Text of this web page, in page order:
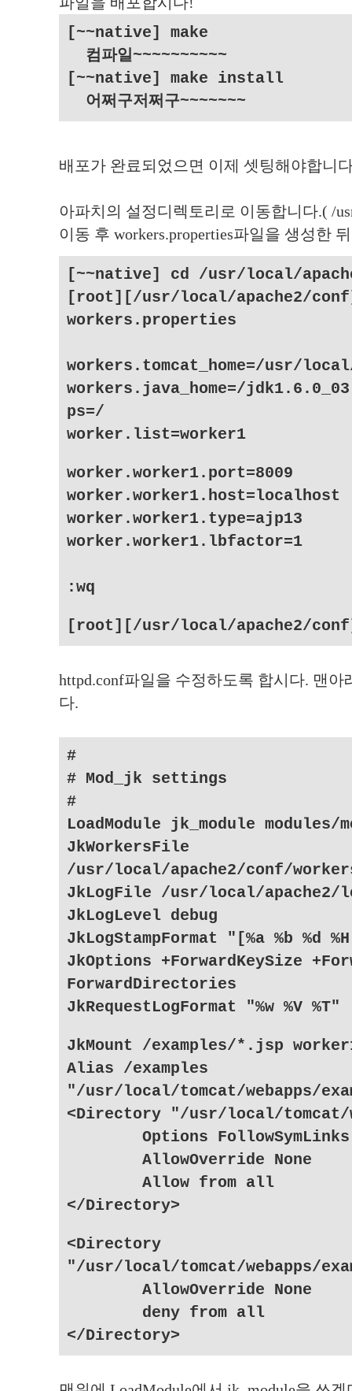
[~~native] make
컴파일~~~~~~~~~~
[~~native] make install
어쩌구저쩌구~~~~~~~
배포가 완료되었으면 이제 셋팅해야합니
아파치의 설정디렉토리로 이동합니다.( /
이동 후 workers.properties파일을 생성한
[~~native] cd /usr/local/
[root][/usr/local/apache2/
workers.properties
workers.tomcat_home=/usr/
workers.java_home=/jdk1.6.0_03
ps=/
worker.list=worker1
worker.worker1.port=8009
worker.worker1.host=localhost
worker.worker1.type=ajp13
worker.worker1.lbfactor=1
:wq
[root][/usr/local/apache2/
httpd.conf파일을 수정하도록 합시다. 맨
다.
#
# Mod_jk settings
#
LoadModule jk_module modules/
JkWorkersFile
/usr/local/apache2/conf/
JkLogFile /usr/local/apache2/
JkLogLevel debug
JkLogStampFormat "[%a %b %d
JkOptions +ForwardKeySize
ForwardDirectories
JkRequestLogFormat "%w %V %T"
JkMount /examples/*.jsp
Alias /examples
"/usr/local/tomcat/webapps/
<Directory "/usr/local/tomcat/
Options FollowSymLinks
AllowOverride None
Allow from all
</Directory>
<Directory
"/usr/local/tomcat/webapps/
AllowOverride None
deny from all
</Directory>